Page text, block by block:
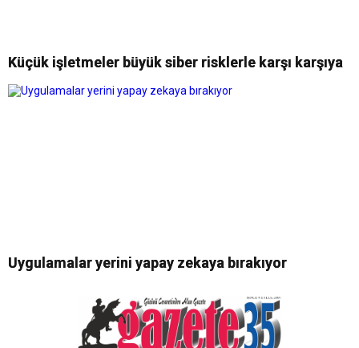
Küçük işletmeler büyük siber risklerle karşı karşıya
Uygulamalar yerini yapay zekaya bırakıyor